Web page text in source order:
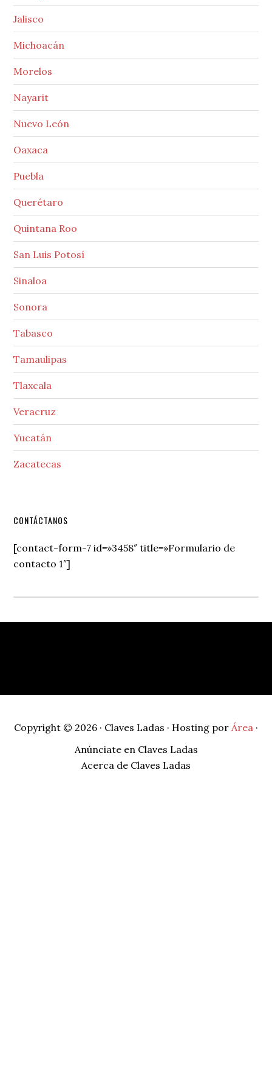
Jalisco
Michoacán
Morelos
Nayarit
Nuevo León
Oaxaca
Puebla
Querétaro
Quintana Roo
San Luis Potosí
Sinaloa
Sonora
Tabasco
Tamaulipas
Tlaxcala
Veracruz
Yucatán
Zacatecas
Secondary
Sidebar
CONTÁCTANOS
[contact-form-7 id=»3458″ title=»Formulario de
contacto 1″]
Copyright © 2026 · Claves Ladas · Hosting por Área ·
Anúnciate en Claves Ladas
Acerca de Claves Ladas